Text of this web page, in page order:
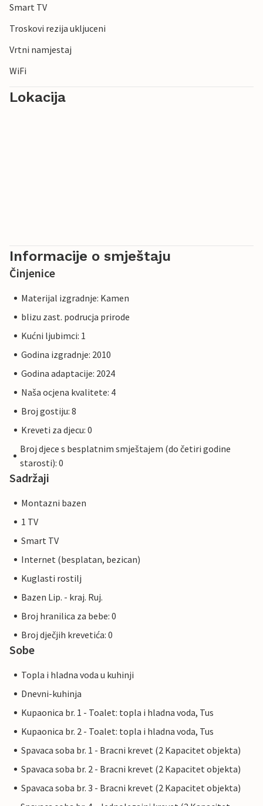
Smart TV
Troskovi rezija ukljuceni
Vrtni namjestaj
WiFi
Lokacija
Informacije o smještaju
Činjenice
Materijal izgradnje: Kamen
blizu zast. podrucja prirode
Kućni ljubimci: 1
Godina izgradnje: 2010
Godina adaptacije: 2024
Naša ocjena kvalitete: 4
Broj gostiju: 8
Kreveti za djecu: 0
Broj djece s besplatnim smještajem (do četiri godine
starosti): 0
Sadržaji
Montazni bazen
1 TV
Smart TV
Internet (besplatan, bezican)
Kuglasti rostilj
Bazen Lip. - kraj. Ruj.
Broj hranilica za bebe: 0
Broj dječjih krevetića: 0
Sobe
Topla i hladna voda u kuhinji
Dnevni-kuhinja
Kupaonica br. 1 - Toalet: topla i hladna voda, Tus
Kupaonica br. 2 - Toalet: topla i hladna voda, Tus
Spavaca soba br. 1 - Bracni krevet (2 Kapacitet objekta)
Spavaca soba br. 2 - Bracni krevet (2 Kapacitet objekta)
Spavaca soba br. 3 - Bracni krevet (2 Kapacitet objekta)